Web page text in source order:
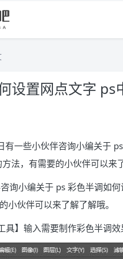
设置网点文字 ps
有一些小伙伴咨询小编关于
法，有需要的小伙伴可以来
询小编关于 ps 彩色半调如
小伙伴可以来了解了解哦。
具】输入需要制作彩色半调效